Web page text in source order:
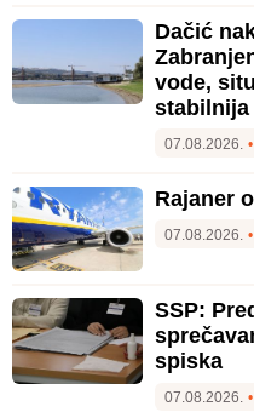
Dačić
vode,
stabilnija
07.08.2026. •
Rajaner
07.08.2026. •
SSP:
spiska
07.08.2026. •